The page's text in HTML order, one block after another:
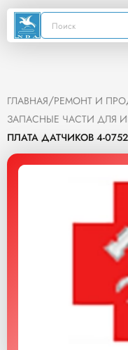
ГЛАВНАЯ/РЕМОНТ И
ЗАПАСНЫЕ ЧАСТИ ДЛЯ
ПЛАТА ДАТЧИКОВ 4-